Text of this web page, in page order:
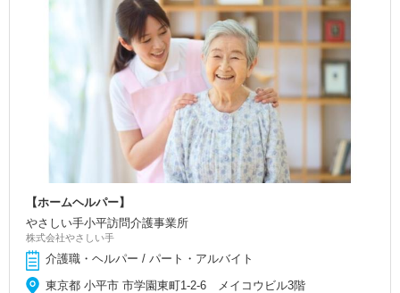
【ホームヘルパー】
やさしい手小平訪問介護事業所
株式会社やさしい手
介護職・ヘルパー / パート・アルバイト
東京都 小平市 市学園東町1-2-6 メイコウビル3階